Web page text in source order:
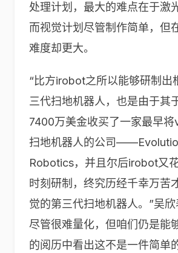
处理计划，最大的难点在于激
而视觉计划尽管制作简单，但
难度却更大。
“比方irobot之所以能够研制出
三代扫地机器人，也是由于其
7400万美金收买了一家最早
扫地机器人的公司
Robotics，并且尔后irobot又
时刻研制，终究历经千幸万苦
觉的第三代扫地机器人。”吴
尽管很难量化，但咱们仍是能
的阅历中看出这不是一件简单